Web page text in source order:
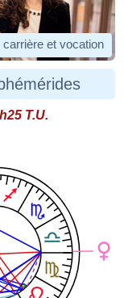
carrière et vocation
T.U.